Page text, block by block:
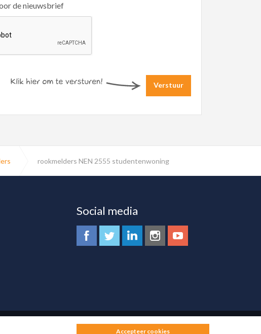
de nieuwsbrief
Verstuur
rookmelders NEN 2555 studentenwoning
Social media
Accepteer cookies